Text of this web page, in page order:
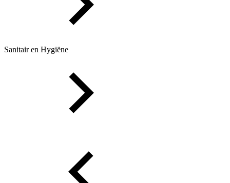
Sanitair en Hygiëne